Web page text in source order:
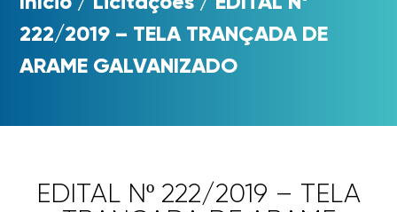
222/2019 – TELA TRANÇADA DE
ARAME GALVANIZADO
EDITAL Nº 222/2019 – TELA